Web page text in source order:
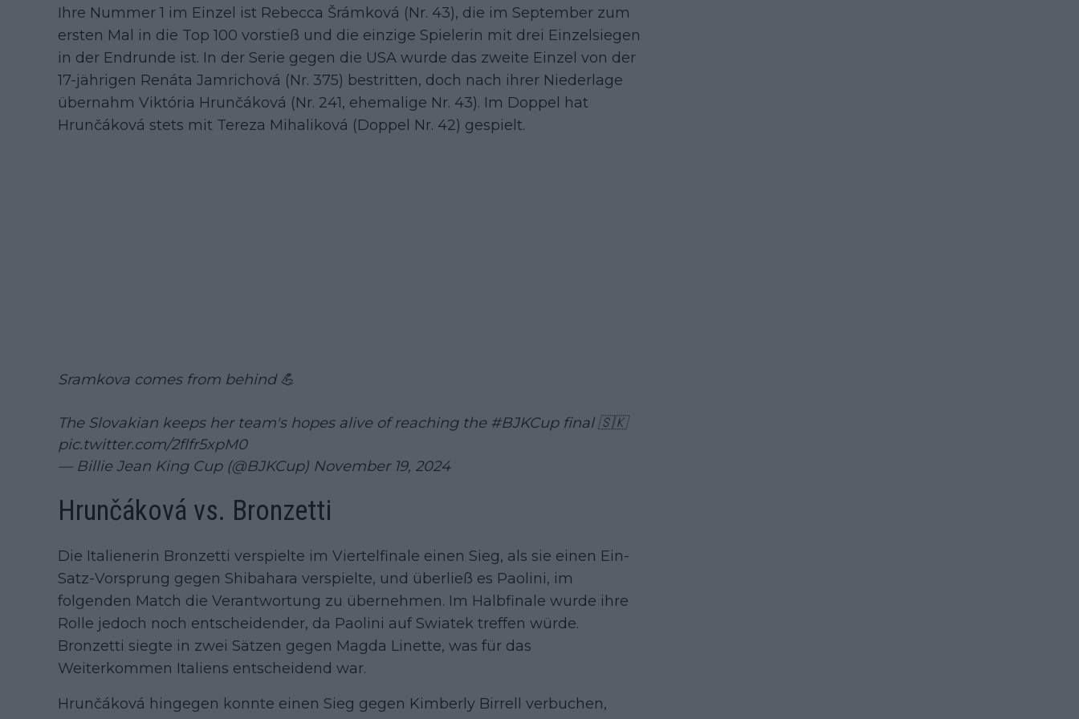
Ihre Nummer 1 im Einzel ist Rebecca Šrámková (Nr. 43), die im September zum
ersten Mal in die Top 100 vorstieß und die einzige Spielerin mit drei Einzelsiegen
in der Endrunde ist. In der Serie gegen die USA wurde das zweite Einzel von der
17-jährigen Renáta Jamrichová (Nr. 375) bestritten, doch nach ihrer Niederlage
übernahm Viktória Hrunčáková (Nr. 241, ehemalige Nr. 43). Im Doppel hat
Hrunčáková stets mit Tereza Mihaliková (Doppel Nr. 42) gespielt.
Sramkova comes from behind 💪
The Slovakian keeps her team's hopes alive of reaching the #BJKCupfinal 🇸🇰
pic.twitter.com/2flfr5xpM0
— Billie Jean King Cup (@BJKCup) November 19, 2024
Hrunčáková vs. Bronzetti
Die Italienerin Bronzetti verspielte im Viertelfinale einen Sieg, als sie einen Ein-
Satz-Vorsprung gegen Shibahara verspielte, und überließ es Paolini, im
folgenden Match die Verantwortung zu übernehmen. Im Halbfinale wurde ihre
Rolle jedoch noch entscheidender, da Paolini auf Swiatek treffen würde.
Bronzetti siegte in zwei Sätzen gegen Magda Linette, was für das
Weiterkommen Italiens entscheidend war.
Hrunčáková hingegen konnte einen Sieg gegen Kimberly Birrell verbuchen,